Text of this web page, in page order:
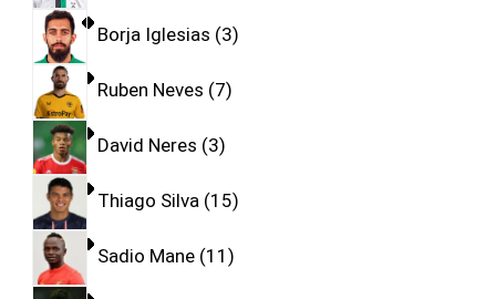
Borja Iglesias 3
Ruben Neves 7
David Neres 3
Thiago Silva 15
Sadio Mane 11